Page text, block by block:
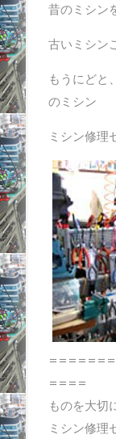
昔のミシン
古いミシン
もうにど
のミシン
ミシン修理
====
ものを大切
ミシン修理